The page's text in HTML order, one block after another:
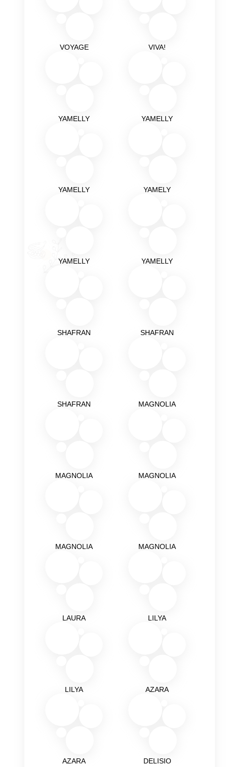
VOYAGE VIVA!
YAMELLY YAMELLY
YAMELLY YAMELY
YAMELLY YAMELLY
SHAFRAN SHAFRAN
SHAFRAN MAGNOLIA
MAGNOLIA MAGNOLIA
MAGNOLIA MAGNOLIA
LAURA LILYA
LILYA AZARA
AZARA DELISIO